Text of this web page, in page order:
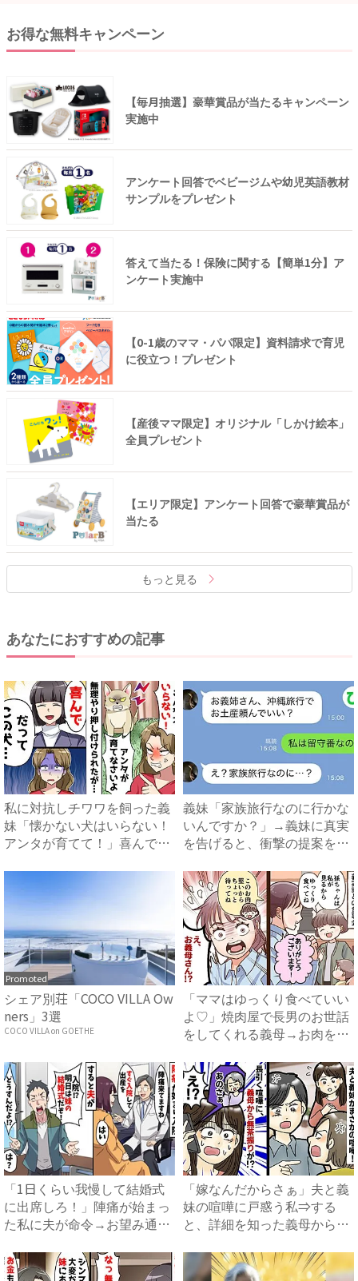
お得な無料キャンペーン
【毎月抽選】豪華賞品が当たるキャンペーン
実施中
アンケート回答でベビージムや幼児英語教材
サンプルをプレゼント
答えて当たる！保険に関する【簡単1分】ア
ンケート実施中
【0-1歳のママ・パパ限定】資料請求で育児
に役立つ！プレゼント
【産後ママ限定】オリジナル「しかけ絵本」
全員プレゼント
【エリア限定】アンケート回答で豪華賞品が
当たる
もっと見る
あなたにおすすめの記事
私に対抗しチワワを飼った義
妹「懐かない犬はいらない！
アンタが育てて！」喜んで引
義妹「家族旅行なのに行かな
いんですか？」→義妹に真実
を告げると、衝撃の提案をさ
Promoted
シェア別荘「COCO VILLA Ow
ners」3選
COCO VILLA on GOETHE
「ママはゆっくり食べていい
よ♡」焼肉屋で長男のお世話
をしてくれる義母→お肉をお
「1日くらい我慢して結婚式
に出席しろ！」陣痛が始まっ
た私に夫が命令→お望み通り
「嫁なんだからさぁ」夫と義
妹の喧嘩に戸惑う私⇒する
と、詳細を知った義母からま